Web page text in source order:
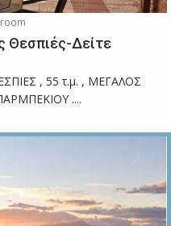
Θεσπιές-Δείτε
, 55 τ.μ. , ΜΕΓΑΛΟΣ
....